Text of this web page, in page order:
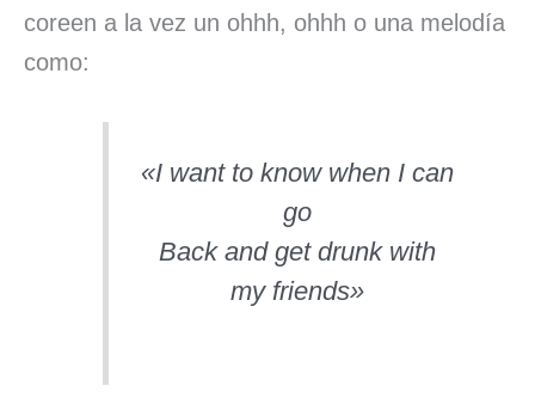
coreen a la vez un ohhh, ohhh o una melodía
como:
«I want to know when I can
go
Back and get drunk with
my friends»